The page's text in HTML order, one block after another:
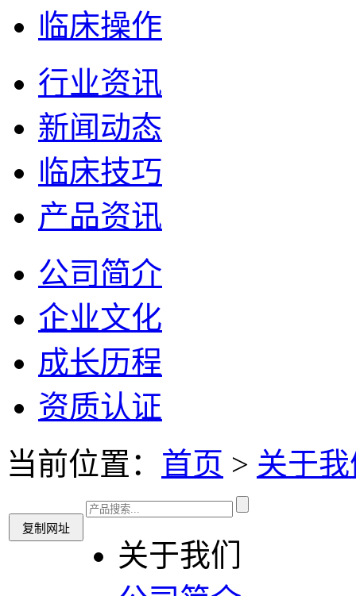
临床操作
行业资讯
新闻动态
临床技巧
产品资讯
公司简介
企业文化
成长历程
资质认证
当前位置： 首页 > 关于
关于我们